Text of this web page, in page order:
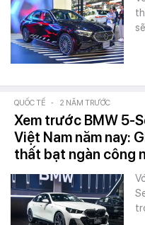
QUỐC TẾ - 2 NĂM TRƯỚC
Xem trước BMW 5-
Việt Nam năm nay:
thất bạt ngàn công